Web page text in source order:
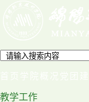
教学工作